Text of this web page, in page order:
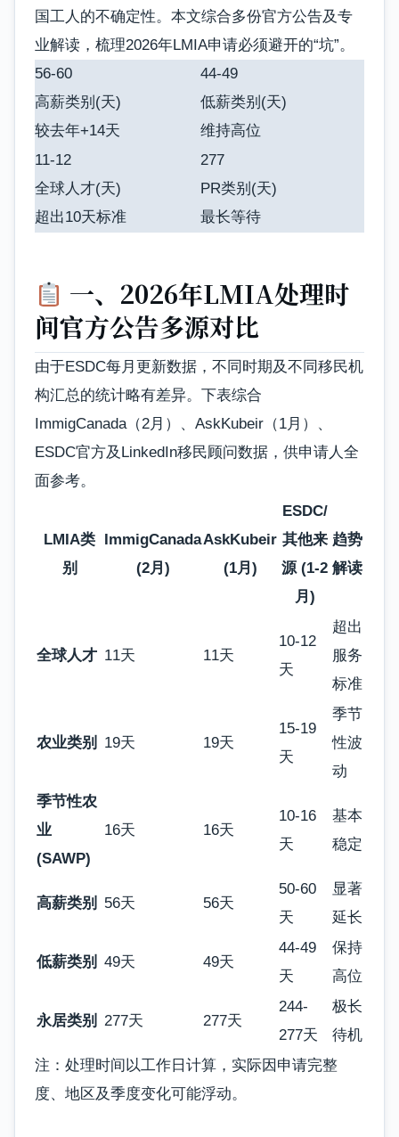
国工人的不确定性。本文综合多份官方公告及专
业解读，梳理2026年LMIA申请必须避开的“坑”。
56-60
高薪类别(天)
较去年+14天
44-49
低薪类别(天)
维持高位
11-12
全球人才(天)
超出10天标准
277
PR类别(天)
最长等待
一、2026年LMIA处理时
间官方公告多源对比
由于ESDC每月更新数据，不同时期及不同移民机
构汇总的统计略有差异。下表综合
ImmigCanada（2月）、AskKubeir（1月）、
ESDC官方及LinkedIn移民顾问数据，供申请人全
面参考。
LMIA类
别
ImmigCanada
(2月)
AskKubeir
(1月)
ESDC/
其他来
源 (1-2
月)
趋势
解读
全球人才 11天 11天
10-12
天
超出
服务
标准
农业类别 19天 19天
15-19
天
季节
性波
动
季节性农
业
(SAWP)
16天 16天
10-16
天
基本
稳定
高薪类别 56天 56天
50-60
天
显著
延长
低薪类别 49天 49天
44-49
天
保持
高位
永居类别 277天 277天
244-
277天
极长
待机
注：处理时间以工作日计算，实际因申请完整
度、地区及季度变化可能浮动。